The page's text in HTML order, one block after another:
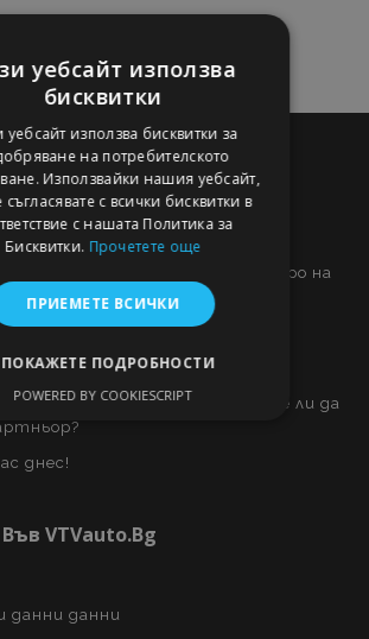
на дребно и доставчик на едро на
и автомобилни аксесоари в
капаци за колела,
калъфи за автомобили,
капаци и рамки, ...
се от дропшипинг или искате ли да
днес!
VTVauto.bg
данни данни
уебсайт използва
бисквитки
уебсайт използва бисквитки за
на потребителското
Използвайки нашия уебсайт,
съгласявате с всички бисквитки в
с нашата Политика за
Бисквитки. Прочетете още
ПРИЕМЕТЕ ВСИЧКИ
ПОКАЖЕТЕ ПОДРОБНОСТИ
POWERED BY COOKIESCRIPT